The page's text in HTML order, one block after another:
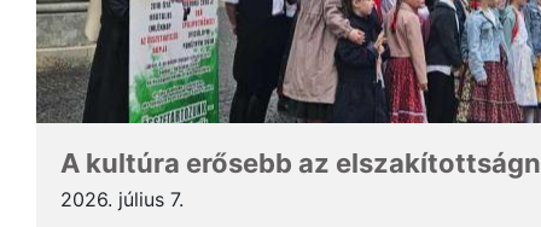
A kultúra erősebb az
2026. július 7.